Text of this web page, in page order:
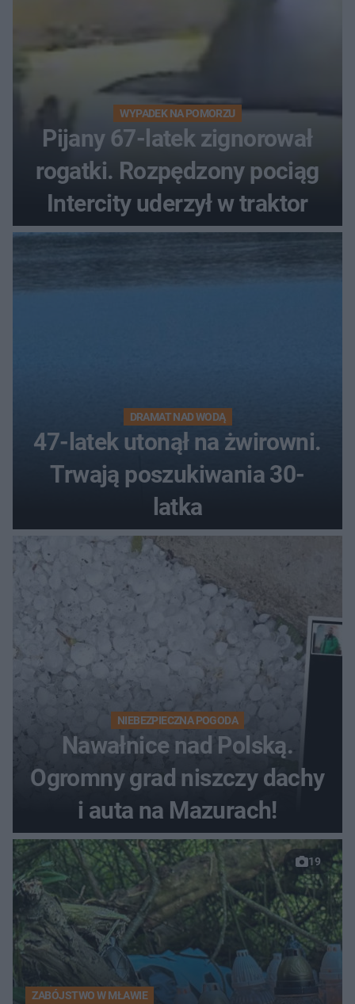
WYPADEK NA POMORZU
Pijany 67-latek zignorował
rogatki. Rozpędzony pociąg
Intercity uderzył w traktor
DRAMAT NAD WODĄ
47-latek utonął na żwirowni.
Trwają poszukiwania 30-
latka
NIEBEZPIECZNA POGODA
Nawałnice nad Polską.
Ogromny grad niszczy dachy
i auta na Mazurach!
19
ZABÓJSTWO W MŁAWIE